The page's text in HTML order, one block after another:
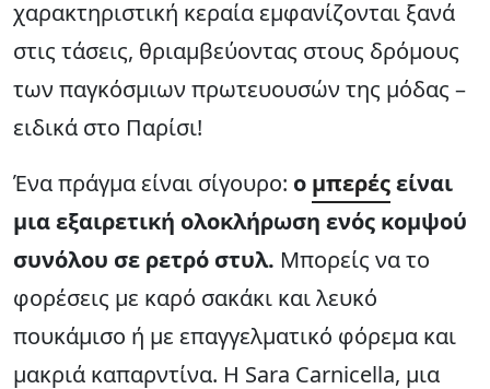
χαρακτηριστική κεραία εμφανίζονται ξανά
στις τάσεις, θριαμβεύοντας στους δρόμους
των παγκόσμιων πρωτευουσών της μόδας –
ειδικά στο Παρίσι!
Ένα πράγμα είναι σίγουρο: ο μπερέςείναι
μια εξαιρετική ολοκλήρωση ενός κομψού
συνόλου σε ρετρό στυλ. Μπορείς να το
φορέσεις με καρό σακάκι και λευκό
πουκάμισο ή με επαγγελματικό φόρεμα και
μακριά καπαρντίνα. Η Sara Carnicella, μια